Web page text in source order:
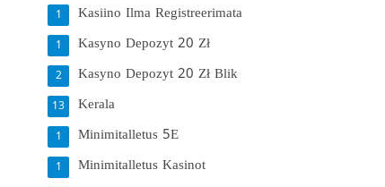
Kasiino Ilma Registreerimata
1
Kasyno Depozyt 20 Zł
1
Kasyno Depozyt 20 Zł Blik
2
Kerala
13
Minimitalletus 5E
1
Minimitalletus Kasinot
1